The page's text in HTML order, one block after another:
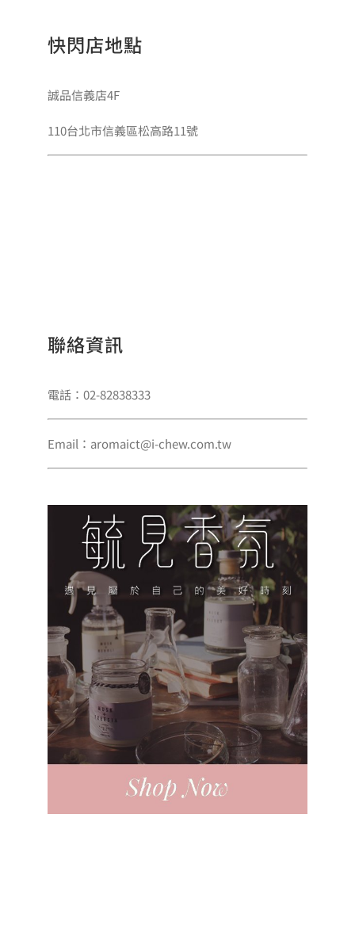
快閃店地點
誠品信義店4F
110台北市信義區松高路11號
聯絡資訊
電話：02-82838333
Email：aromaict@i-chew.com.tw